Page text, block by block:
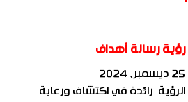
رؤية رسالة أهداف
25 ديسمبر، 2024
الرؤية رائدة في اكتشاف ورعاية